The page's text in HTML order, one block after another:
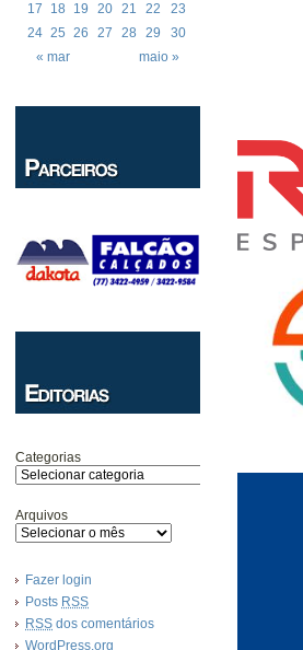
« mar maio »
17
18 19 20 21 22
23
24 25 26 27 28 29 30
Categorias
Arquivos
Fazer login
Posts RSS
RSS dos comentários
WordPress.org